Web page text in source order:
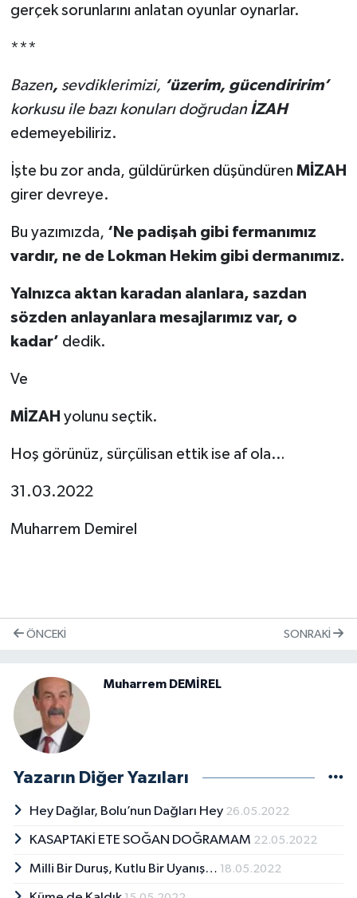
gerçek sorunlarını anlatan oyunlar oynarlar.
***
Bazen, sevdiklerimizi, ‘üzerim, gücendiririm’
korkusu ile bazı konuları doğrudanİZAH
edemeyebiliriz.
İşte bu zor anda, güldürürken düşündüren MİZAH
girer devreye.
Bu yazımızda, ‘Ne padişah gibi fermanımız
vardır, ne de Lokman Hekim gibi dermanımız.
Yalnızca aktan karadan alanlara, sazdan
sözden anlayanlara mesajlarımız var, o
kadar’ dedik.
Ve
MİZAH yolunu seçtik.
Hoş görünüz, sürçülisan ettik ise af ola…
31.03.2022
Muharrem Demirel
ÖNCEKI SONRAKI
Muharrem DEMİREL
Yazarın Diğer Yazıları
Hey Dağlar, Bolu’nun Dağları Hey 26.05.2022
KASAPTAKİ ETE SOĞAN DOĞRAMAM 22.05.2022
Milli Bir Duruş, Kutlu Bir Uyanış… 18.05.2022